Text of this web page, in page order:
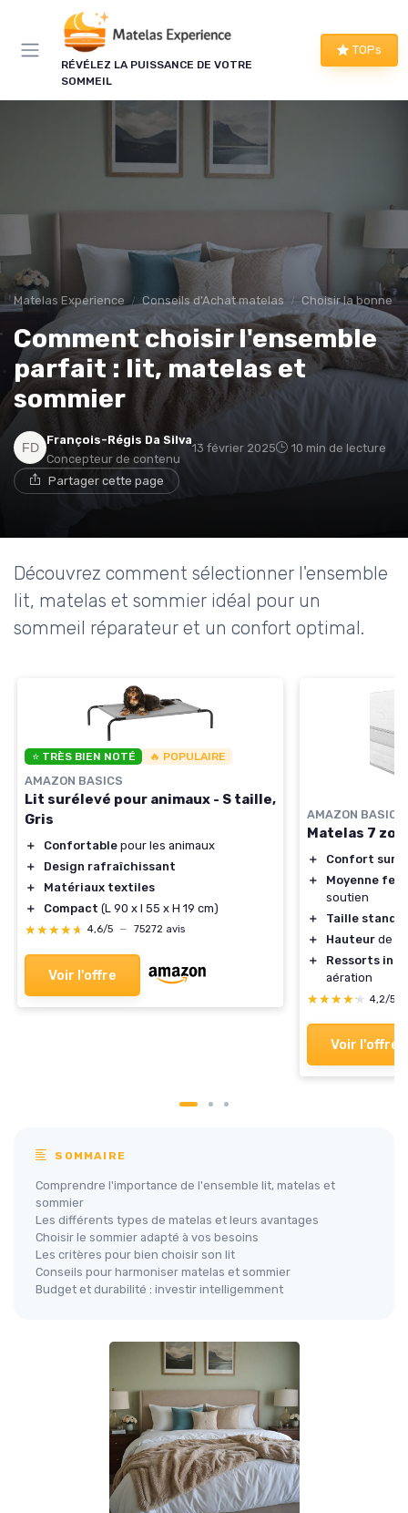
RÉVÉLEZ LA PUISSANCE DE VOTRE
SOMMEIL
TOPs
Matelas Experience Conseils d'Achat matelas Choisir la bonne
Comment choisir l'ensemble
parfait : lit, matelas et
sommier
François-Régis Da Silva
Concepteur de contenu
13 février 2025 10 min de lecture
Partager cette page
Découvrez comment sélectionner l'ensemble
lit, matelas et sommier idéal pour un
sommeil réparateur et un confort optimal.
⭐ TRÈS BIEN NOTÉ 🔥 POPULAIRE
AMAZON BASICS
Lit surélevé pour animaux - S taille,
Gris
＋ Confortable pour les animaux
＋
Design rafraîchissant
＋
Matériaux textiles
＋
Compact (L 90 x l 55 x H 19 cm)
★★★★★
★★★★★ 4,6/5 — 75272 avis
Voir l'offre
AMAZON BASICS
Matelas 7
＋
Confort sur
＋
Moyenne
soutien
＋
Taille
＋
Hauteur de
＋
Ressorts
aération
★★★★★
★★★★★ 4,2/5
Voir l'offre
SOMMAIRE
Comprendre l'importance de l'ensemble lit, matelas et
sommier
Les différents types de matelas et leurs avantages
Choisir le sommier adapté à vos besoins
Les critères pour bien choisir son lit
Conseils pour harmoniser matelas et sommier
Budget et durabilité : investir intelligemment
×
LE CLUB MATELAS EXPERIENCE
Mieux dormir, ça commence
Une à deux fois par semaine, les bons plans literie
première et les conseils qui ne tiennent pas dans
Bons plans vérifiés
Tests en avant-première
Conseils pratiques Nouveautés filtrées
→ Je rejoins le club
Non merci, peut-être plus tard
Panneau de gestion des cookies